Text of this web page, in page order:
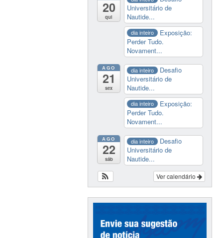
20
qui
Universitário de
Nautide...
dia inteiro
Exposição:
Perder Tudo.
Novament...
AGO
21
sex
dia inteiro
Desafio
Universitário de
Nautide...
dia inteiro
Exposição:
Perder Tudo.
Novament...
AGO
22
sáb
dia inteiro
Desafio
Universitário de
Nautide...
Ver calendário